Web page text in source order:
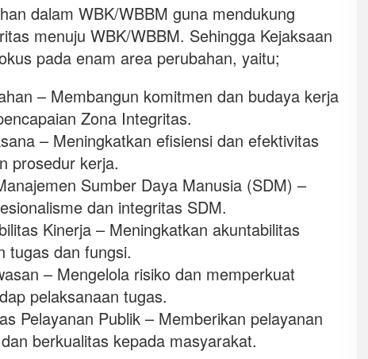
dalam WBK/WBBM guna mendukung
menuju WBK/WBBM. Sehingga Kejaksaan
pada enam area perubahan, yaitu;
– Membangun komitmen dan budaya kerja
Zona Integritas.
– Meningkatkan efisiensi dan efektivitas
prosedur kerja.
Sumber Daya Manusia (SDM) –
dan integritas SDM.
Kinerja – Meningkatkan akuntabilitas
tugas dan fungsi.
– Mengelola risiko dan memperkuat
pelaksanaan tugas.
Pelayanan Publik – Memberikan pelayanan
berkualitas kepada masyarakat.